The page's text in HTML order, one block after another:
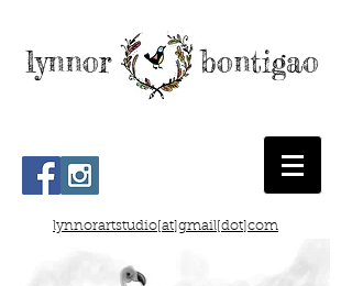
lynnor bontigao
lynnorartstudio[at]gmail[dot]com